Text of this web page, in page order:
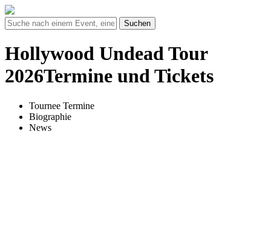
Suchen
Hollywood Undead Tour
2026Termine und Tickets
Tournee Termine
Biographie
News